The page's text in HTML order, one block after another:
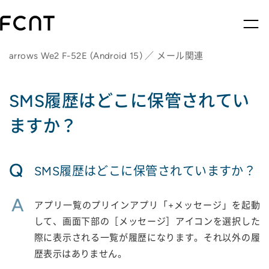
arrows We2 F-52E (Android 15) ／ メール関連
SMS履歴はどこに保管されてい
ますか？
Q SMS履歴はどこに保管されていますか？
A
アプリ一覧のプリインアプリ「+メッセージ」を起動
して、画面下部の［メッセージ］アイコンを選択した
際に表示される一覧が履歴になります。それ以外の履
歴表示はありません。